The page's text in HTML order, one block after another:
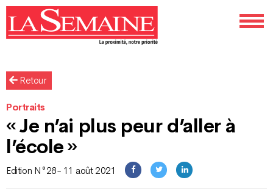
Retour
Portraits
« Je n’ai plus peur d’aller à
l’école »
Edition N°28- 11 août 2021